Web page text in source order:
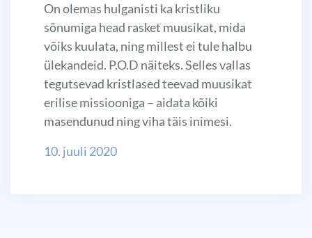
On olemas hulganisti ka kristliku
sõnumiga head rasket muusikat, mida
võiks kuulata, ning millest ei tule halbu
ülekandeid. P.O.D näiteks. Selles vallas
tegutsevad kristlased teevad muusikat
erilise missiooniga – aidata kõiki
masendunud ning viha täis inimesi.
10. juuli 2020